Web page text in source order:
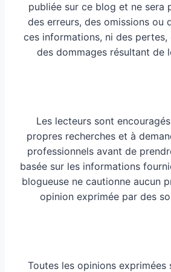
publiée sur ce blog et ne sera
des erreurs, des omissions ou
ces informations, ni des pertes,
des dommages résultant de
Les lecteurs sont
propres recherches et à
professionnels avant de
basée sur les informations
blogueuse ne cautionne aucun
opinion exprimée par des
Toutes les opinions exprimées